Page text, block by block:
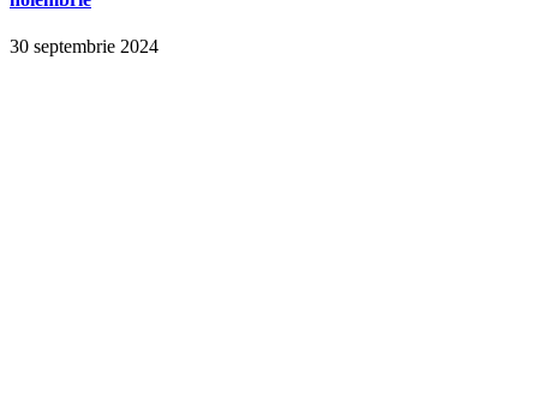
30 septembrie 2024